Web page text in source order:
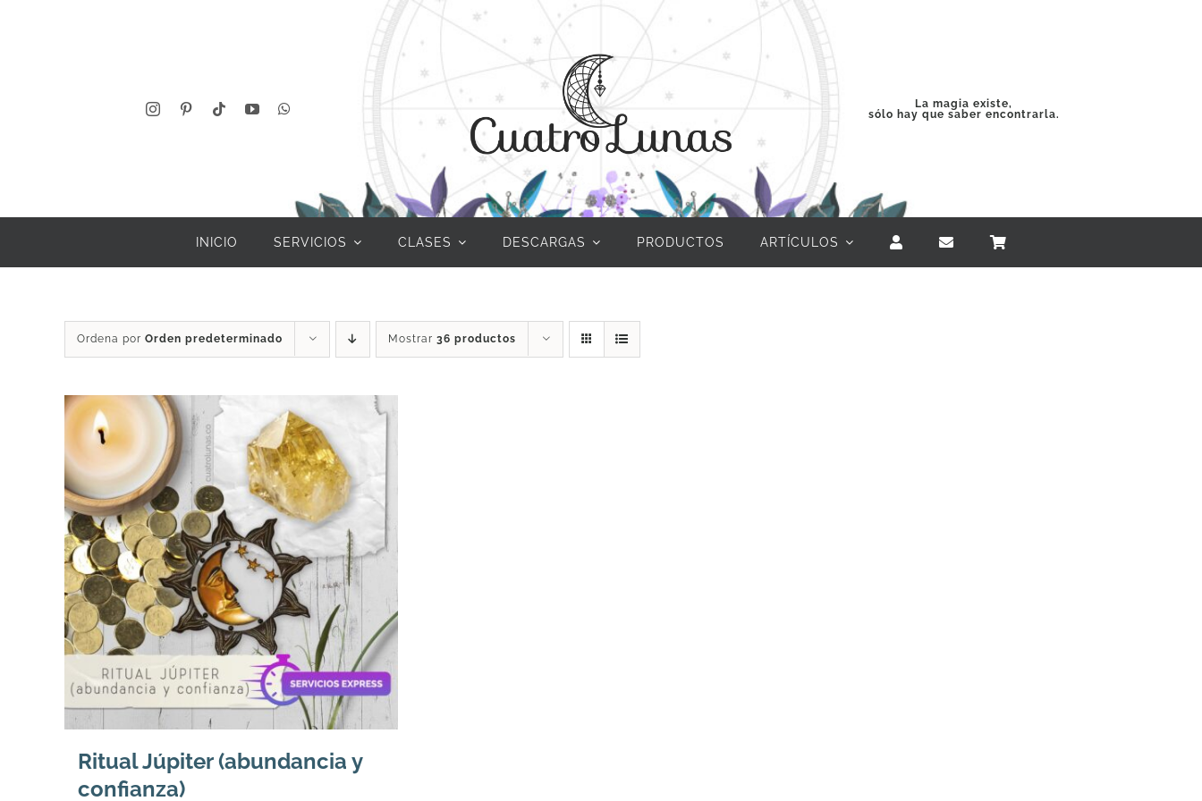
La magia existe,
sólo hay que saber encontrarla.
INICIO SERVICIOS CLASES DESCARGAS PRODUCTOS ARTÍCULOS
Ordena por Orden predeterminado Mostrar 36 productos
Ritual Júpiter (abundancia y
confianza)